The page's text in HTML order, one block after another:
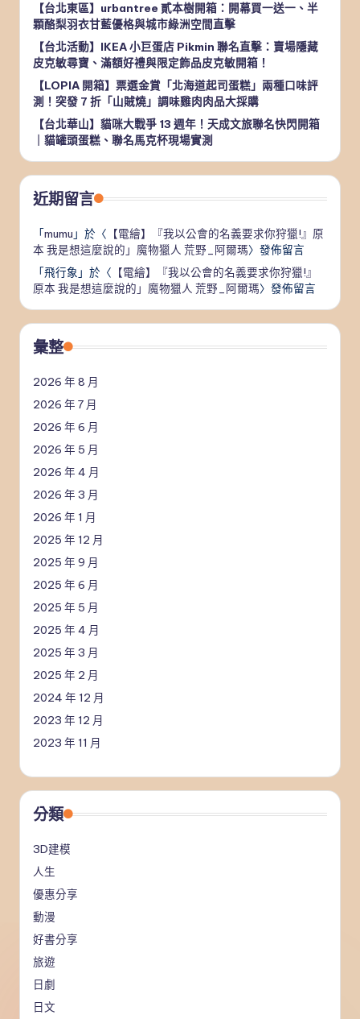
【台北東區】urbantree 貳本樹開箱：開幕買一送一、半
顆酪梨羽衣甘藍優格與城市綠洲空間直擊
【台北活動】IKEA 小巨蛋店 Pikmin 聯名直擊：賣場隱藏
皮克敏尋寶、滿額好禮與限定飾品皮克敏開箱！
【LOPIA 開箱】票選金賞「北海道起司蛋糕」兩種口味評
測！突發 7 折「山賊燒」調味雞肉肉品大採購
【台北華山】貓咪大戰爭 13 週年！天成文旅聯名快閃開箱
｜貓罐頭蛋糕、聯名馬克杯現場實測
近期留言
「mumu 」於〈 【電繪】『我以公會的名義要求你狩獵!』原
本 我是想這麼說的」魔物獵人 荒野_阿爾瑪〉發佈留言
「飛行象 」於〈 【電繪】『我以公會的名義要求你狩獵!』
原本 我是想這麼說的」魔物獵人 荒野_阿爾瑪〉發佈留言
彙整
2026 年 8 月
2026 年 7 月
2026 年 6 月
2026 年 5 月
2026 年 4 月
2026 年 3 月
2026 年 1 月
2025 年 12 月
2025 年 9 月
2025 年 6 月
2025 年 5 月
2025 年 4 月
2025 年 3 月
2025 年 2 月
2024 年 12 月
2023 年 12 月
2023 年 11 月
分類
3D建模
人生
優惠分享
動漫
好書分享
旅遊
日劇
日文